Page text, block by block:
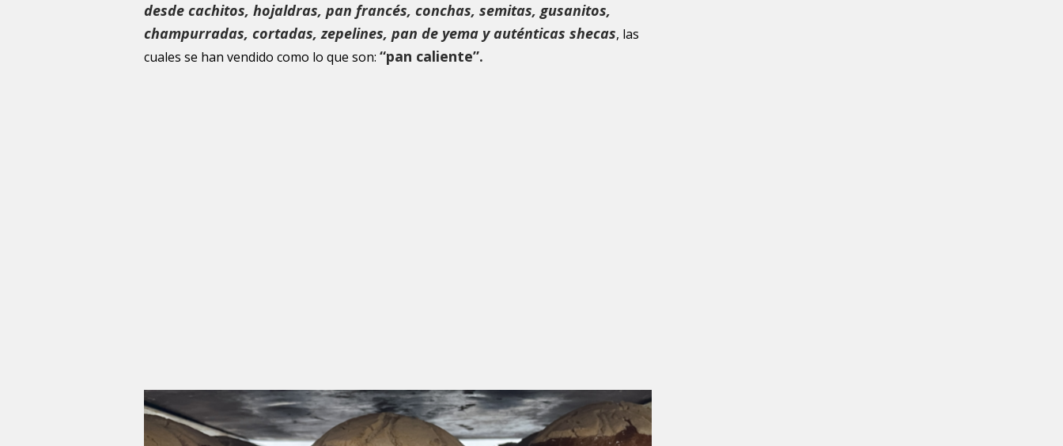
desde cachitos, hojaldras, pan francés, conchas, semitas, gusanitos,
champurradas, cortadas, zepelines, pan de yema y auténticas shecas, las
cuales se han vendido como lo que son: “pan caliente”.